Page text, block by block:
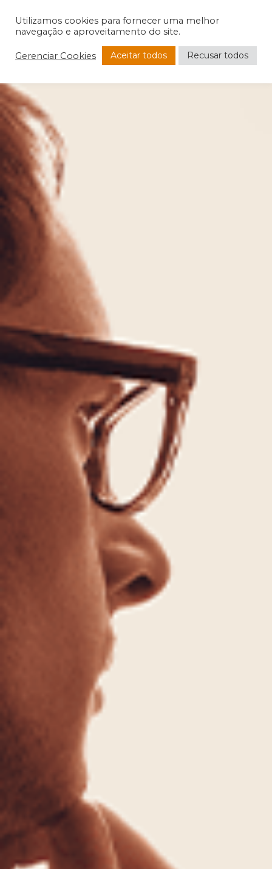
Utilizamos cookies para fornecer uma melhor
navegação e aproveitamento do site.
Gerenciar Cookies Aceitar todos Recusar todos